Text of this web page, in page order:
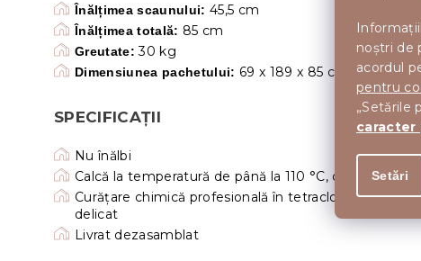
noștri de
acordul
pentru
„Setările
caracter
Setări
Înălțimea scaunului:45,5 cm
Înălțimea totală: 85 cm
Greutate: 30 kg
Dimensiunea pachetului: 69 x 189 x 85 cm (l x a x î)
SPECIFICAȚII
Nu înălbi
Calcă la temperatură de până la 110 °C, călcarea cu
Curățare chimică profesională în tetracloretilenă și
delicat
Livrat dezasamblat